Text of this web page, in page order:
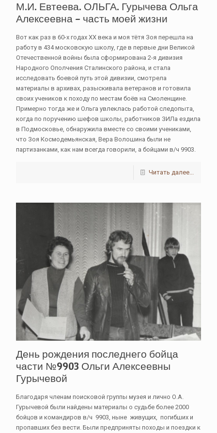
М.И. Евтеева. ОЛЬГА. Гурычева Ольга
Алексеевна – часть моей жизни
Вот как раз в 60-х годах ХХ века и моя тётя Зоя перешла на
работу в 434 московскую школу, где в первые дни Великой
Отечественной войны была сформирована 2-я дивизия
Народного Ополчения Сталинского района, и стала
исследовать боевой путь этой дивизии, смотрела
материалы в архивах, разыскивала ветеранов и готовила
своих учеников к походу по местам боёв на Смоленщине.
Примерно тогда же и Ольга увлеклась работой следопыта,
когда по поручению шефов школы, работников ЗИЛа ездила
в Подмосковье, обнаружила вместе со своими учениками,
что Зоя Космодемьянская, Вера Волошина были не
партизанками, как нам всегда говорили, а бойцами в/ч 9903.
Читать далее...
День рождения последнего бойца
части №9903 Ольги Алексеевны
Гурычевой
Благодаря членам поисковой группы музея и лично О.А.
Гурычевой были найдены материалы о судьбе более 2000
бойцов и командиров в/ч 9903, ныне живущих, погибших и
пропавших без вести. Были предприняты походы и поездки к